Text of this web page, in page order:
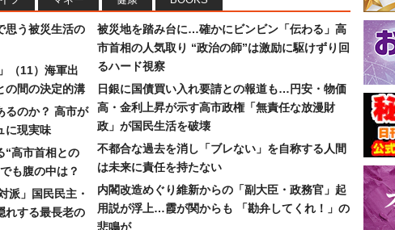
思う被災生活の
（11）海軍出
の間の決定的溝
るのか？ 高市が
に現実味
“高市首相との
も腹の中は？
派」国民民主・
れする最長老の
被災地を踏み台に…確かにビンビン「伝わる」高
市首相の人気取り “政治の師”は激励に駆けずり回
るハード視察
日銀に国債買い入れ要請との報道も…円安・物価
高・金利上昇が示す高市政権「無責任な放漫財
政」が国民生活を破壊
不都合な過去を消し「ブレない」を自称する人間
は未来に責任を持たない
内閣改造めぐり維新からの「副大臣・政務官」起
用説が浮上…霞が関からも 「勘弁してくれ！」の
悲鳴が